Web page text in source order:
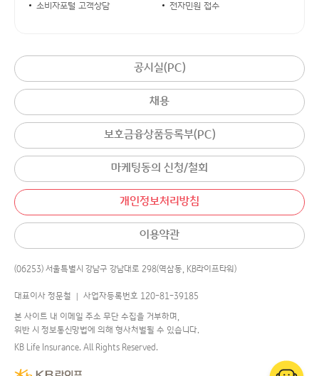
소비자포털 고객상담
전자민원 접수
공시실(PC)
채용
보호금융상품등록부(PC)
마케팅동의 신청/철회
개인정보처리방침
이용약관
(06253) 서울특별시 강남구 강남대로 298(역삼동, KB라이프타워)
대표이사 정문철 │ 사업자등록번호 120-81-39185
본 사이트 내 이메일 주소 무단 수집을 거부하며,
위반 시 정보통신망법에 의해 형사처벌될 수 있습니다.
KB Life Insurance. All Rights Reserved.